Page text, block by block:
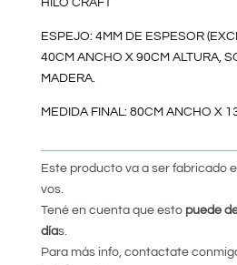
ESPEJO: 4MM DE ESPESOR
40CM ANCHO X 90CM ALTURA,
MADERA.
MEDIDA FINAL: 80CM ANCHO X
Este producto va a ser fabricado
vos.
Tené en cuenta que esto puede
días.
Para más info, contactate